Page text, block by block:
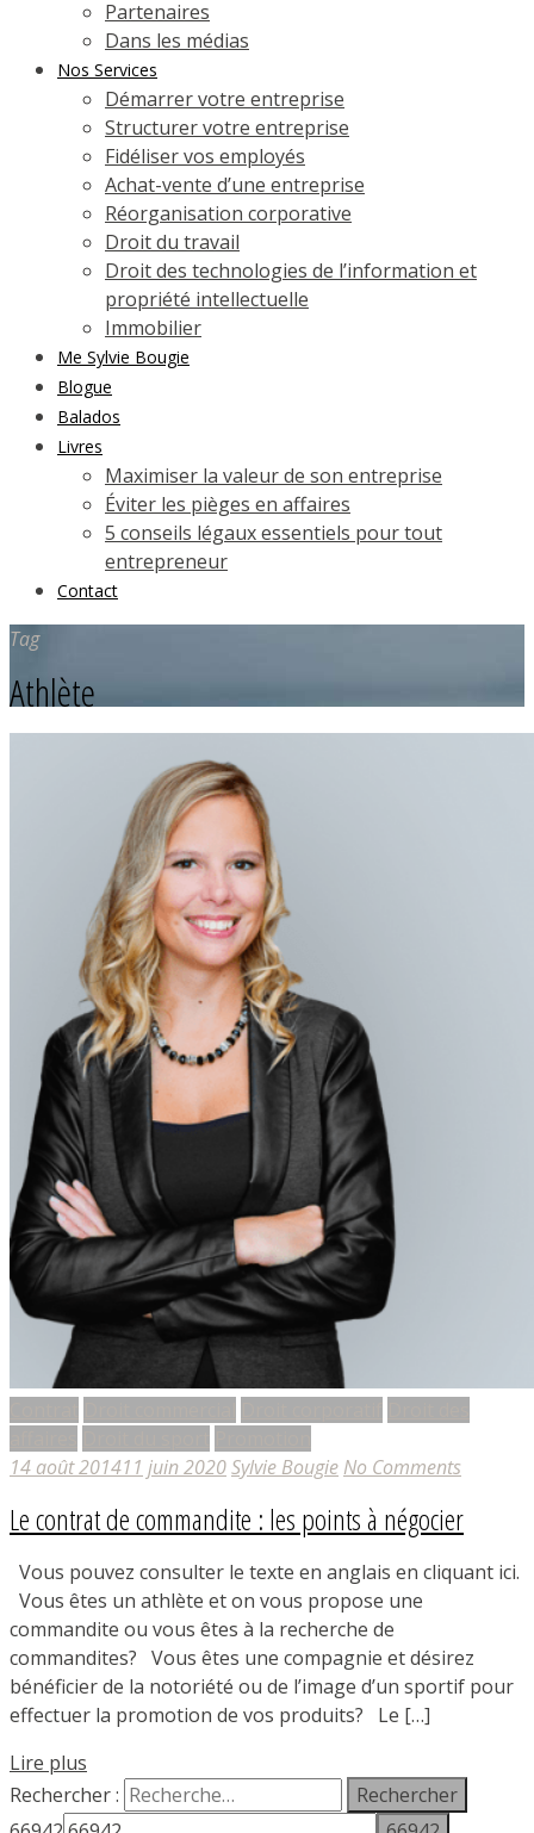
Partenaires
Dans les médias
Nos Services
Démarrer votre entreprise
Structurer votre entreprise
Fidéliser vos employés
Achat-vente d’une entreprise
Réorganisation corporative
Droit du travail
Droit des technologies de l’information et
propriété intellectuelle
Immobilier
Me Sylvie Bougie
Blogue
Balados
Livres
Maximiser la valeur de son entreprise
Éviter les pièges en affaires
5 conseils légaux essentiels pour tout
entrepreneur
Contact
Tag
Athlète
14 août 201411 juin 2020Sylvie Bougie No Comments
Le contrat de commandite : les points à négocier
Vous pouvez consulter le texte en anglais en cliquant ici.
Vous êtes un athlète et on vous propose une
commandite ou vous êtes à la recherche de
commandites? Vous êtes une compagnie et désirez
bénéficier de la notoriété ou de l’image d’un sportif pour
effectuer la promotion de vos produits? Le […]
Lire plus
Rechercher :